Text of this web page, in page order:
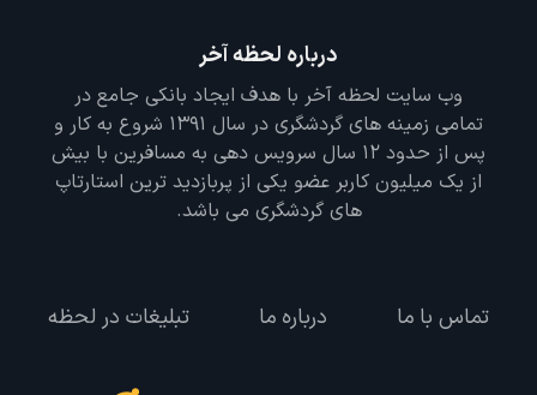
درباره لحظه آخر
وب سایت لحظه آخر با هدف ایجاد بانکی جامع در
تمامی زمینه های گردشگری در سال 1391 شروع به کار و
پس از حدود 12 سال سرویس دهی به مسافرین با بیش
از یک میلیون کاربر عضو یکی از پربازدید ترین استارتاپ
های گردشگری می باشد.
تماس با ما درباره ما تبلیغات در لحظه